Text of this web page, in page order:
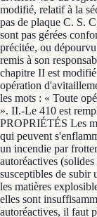
modifié, relatif à la
pas de plaque C. S.
sont pas gérées
précitée, ou
remis à son
chapitre II est
opération
les mots : « Toute
». II.-Le 410 est
PROPRIÉTÉS Les
qui peuvent
un incendie par
autoréactives
susceptibles de subir
les matières
elles sont
autoréactives, il faut